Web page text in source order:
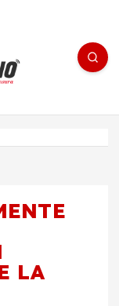
noticias/editorial
LA